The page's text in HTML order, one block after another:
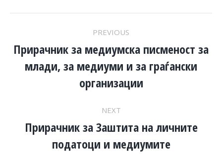
NAVIGATION
PREVIOUS
Previous
post:
Прирачник за медиумска писменост за
млади, за медиуми и за граѓански
организации
NEXT
Next
post:
Прирачник за Заштита на личните
податоци и медиумите